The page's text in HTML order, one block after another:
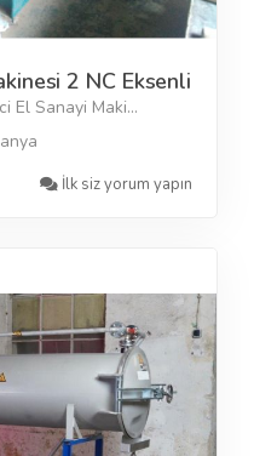
2 NC Eksenli
El Sanayi Maki...
İlk siz yorum yapın